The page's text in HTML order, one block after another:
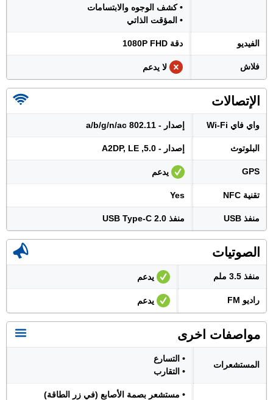
• كشف الوجوه والابتسامات
• المؤقت الذاتي
الفيديو دقة 1080P FHD
فلاش لا يدعم
الإتصالات
واي فاي Wi-Fi إصدار - 802.11 a/b/g/n/ac
البلوتوث إصدار - 5.0, A2DP, LE
GPS يدعم
تقنية NFC Yes
منفذ USB منفذ USB Type-C 2.0
الصوتيات
منفذ 3.5 ملم يدعم
راديو FM يدعم
مواصفات اخرى
المستشعرات
• التسارع
• التقارب
• مستشعر بصمة الأصابع (في زر الطاقة)